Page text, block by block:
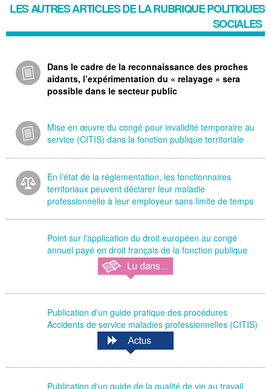
LES AUTRES ARTICLES DE LA RUBRIQUEPOLITIQUES
SOCIALES
Dans le cadre de la reconnaissance des proches
aidants, l’expérimentation du « relayage » sera
possible dans le secteur public
Mise en œuvre du congé pour invalidité temporaire au
service (CITIS) dans la fonction publique territoriale
En l’état de la réglementation, les fonctionnaires
territoriaux peuvent déclarer leur maladie
professionnelle à leur employeur sans limite de temps
Point sur l'application du droit européen au congé
annuel payé en droit français de la fonction publique
Publication d'un guide pratique des procédures
Accidents de service maladies professionnelles (CITIS)
Publication d'un guide de la qualité de vie au travail